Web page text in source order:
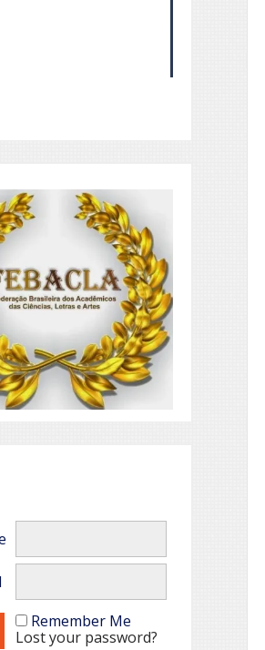
Remember Me
Lost your password?